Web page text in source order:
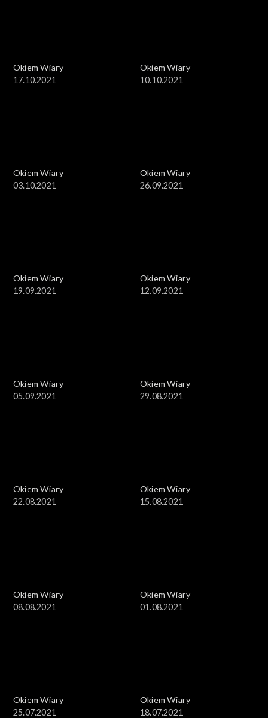
Okiem Wiary
17.10.2021
Okiem Wiary
10.10.2021
Okiem Wiary
03.10.2021
Okiem Wiary
26.09.2021
Okiem Wiary
19.09.2021
Okiem Wiary
12.09.2021
Okiem Wiary
05.09.2021
Okiem Wiary
29.08.2021
Okiem Wiary
22.08.2021
Okiem Wiary
15.08.2021
Okiem Wiary
08.08.2021
Okiem Wiary
01.08.2021
Okiem Wiary
25.07.2021
Okiem Wiary
18.07.2021